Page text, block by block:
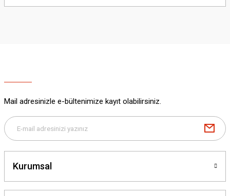
yetersiz gördüğünüz noktaları öneri formunu kullanarak tarafımıza
Bu ürüne benzer farklı alternatifler olmalı.
Mail adresinizle e-bültenimize kayıt olabilirsiniz.
Kurumsal